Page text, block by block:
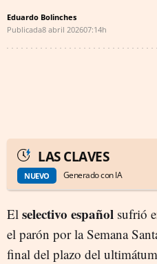
Eduardo Bolinches
Publicada8 abril 202607:14h
LAS CLAVES
NUEVO Generado con IA
El selectivo español sufrió
el parón por la Semana
final del plazo del